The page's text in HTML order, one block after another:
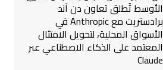
الأوسط تُطلق تعاون دن آند
برادستريت مع Anthropic في
الأسواق المحلية، لتحويل الامتثال
المعتمد على الذكاء الاصطناعي عبر
Claude